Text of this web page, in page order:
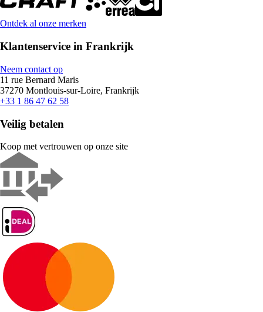
Ontdek al onze merken
Klantenservice in Frankrijk
Neem contact op
11 rue Bernard Maris
37270 Montlouis-sur-Loire, Frankrijk
+33 1 86 47 62 58
Veilig betalen
Koop met vertrouwen op onze site